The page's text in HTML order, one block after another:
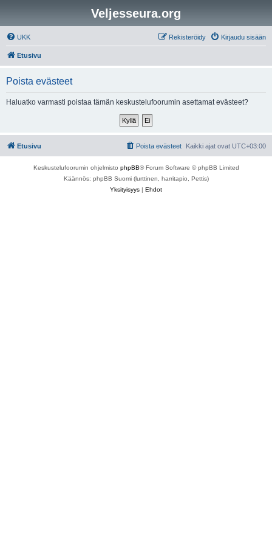
Veljesseura.org
UKK Kirjaudu sisään
Rekisteröidy
Etusivu
Poista evästeet
Haluatko varmasti poistaa tämän keskustelufoorumin asettamat evästeet?
Etusivu Kaikki ajat ovat UTC+03:00
Poista evästeet
Keskustelufoorumin ohjelmisto phpBB® Forum Software © phpBB Limited
Käännös: phpBB Suomi (lurttinen, harritapio, Pettis)
Yksityisyys | Ehdot